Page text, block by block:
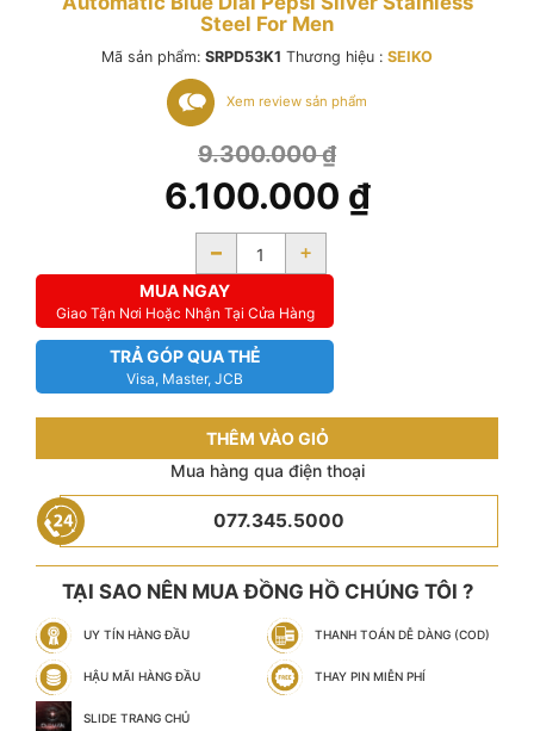
Steel For Men
Mã sản phẩm: SRPD53K1 Thương hiệu : SEIKO
Xem review sản phẩm
9.300.000₫
6.100.000 ₫
- +
MUA NGAY
Giao Tận Nơi Hoặc Nhận Tại Cửa Hàng
TRẢ GÓP QUA THẺ
Visa, Master, JCB
THÊM VÀO GIỎ
Mua hàng qua điện thoại
077.345.5000
TẠI SAO NÊN MUA ĐỒNG HỒ CHÚNG TÔI ?
UY TÍN HÀNG ĐẦU THANH TOÁN DỄ DÀNG (COD)
HẬU MÃI HÀNG ĐẦU THAY PIN MIỄN PHÍ
SLIDE TRANG CHỦ